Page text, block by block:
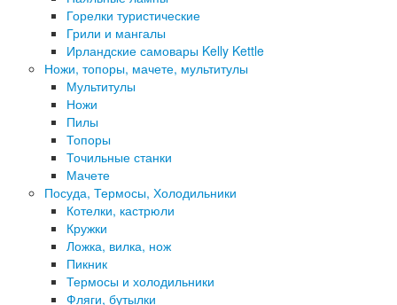
Горелки туристические
Грили и мангалы
Ирландские самовары Kelly Kettle
Ножи, топоры, мачете, мультитулы
Мультитулы
Ножи
Пилы
Топоры
Точильные станки
Мачете
Посуда, Термосы, Холодильники
Котелки, кастрюли
Кружки
Ложка, вилка, нож
Пикник
Термосы и холодильники
Фляги, бутылки